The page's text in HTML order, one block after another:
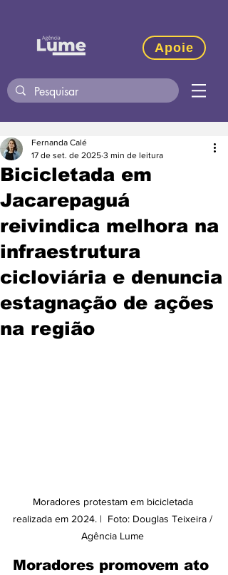
Apoie
Bicicletada em
Jacarepaguá
reivindica melhora na
infraestrutura
cicloviária e denuncia
estagnação de ações
na região
Fernanda Calé
17 de set. de 2025 3 min de leitura
Moradores protestam em bicicletada
realizada em 2024. |  Foto: Douglas Teixeira /
Agência Lume
Moradores promovem ato